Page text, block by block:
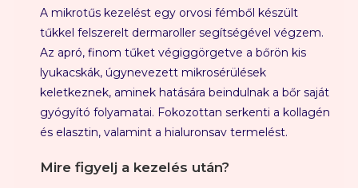
A mikrotűs kezelést egy orvosi fémből készült
tűkkel felszerelt dermaroller segítségével végzem.
Az apró, finom tűket végiggörgetve a bőrön kis
lyukacskák, úgynevezett mikrosérülések
keletkeznek, aminek hatására beindulnak a bőr saját
gyógyító folyamatai. Fokozottan serkenti a kollagén
és elasztin, valamint a hialuronsav termelést.
Mire figyelj a kezelés után?